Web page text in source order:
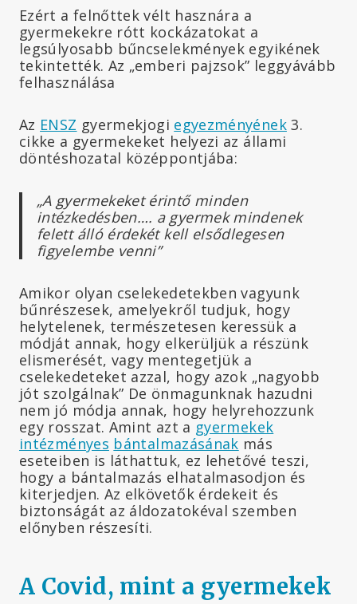
Ezért a felnőttek vélt hasznára a
gyermekekre rótt kockázatokat a
legsúlyosabb bűncselekmények egyikének
tekintették. Az „emberi pajzsok” leggyávább
felhasználása
Az ENSZ gyermekjogi egyezményének3.
cikke a gyermekeket helyezi az állami
döntéshozatal középpontjába:
„A gyermekeket érintő minden
intézkedésben…. a gyermek mindenek
felett álló érdekét kell elsődlegesen
figyelembe venni”
Amikor olyan cselekedetekben vagyunk
bűnrészesek, amelyekről tudjuk, hogy
helytelenek, természetesen keressük a
módját annak, hogy elkerüljük a részünk
elismerését, vagy mentegetjük a
cselekedeteket azzal, hogy azok „nagyobb
jót szolgálnak” De önmagunknak hazudni
nem jó módja annak, hogy helyrehozzunk
egy rosszat. Amint azt a gyermekek
intézményes bántalmazásának más
eseteiben is láthattuk, ez lehetővé teszi,
hogy a bántalmazás elhatalmasodjon és
kiterjedjen. Az elkövetők érdekeit és
biztonságát az áldozatokéval szemben
előnyben részesíti.
A Covid, mint a gyermekek